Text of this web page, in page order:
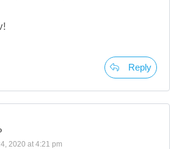
Reply
2020 at 4:21 pm